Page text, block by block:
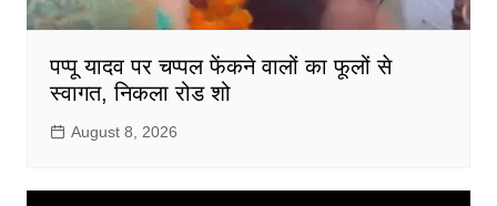
पप्पू यादव पर चप्पल फेंकने वालों का फूलों से
स्वागत, निकला रोड शो
August 8, 2026